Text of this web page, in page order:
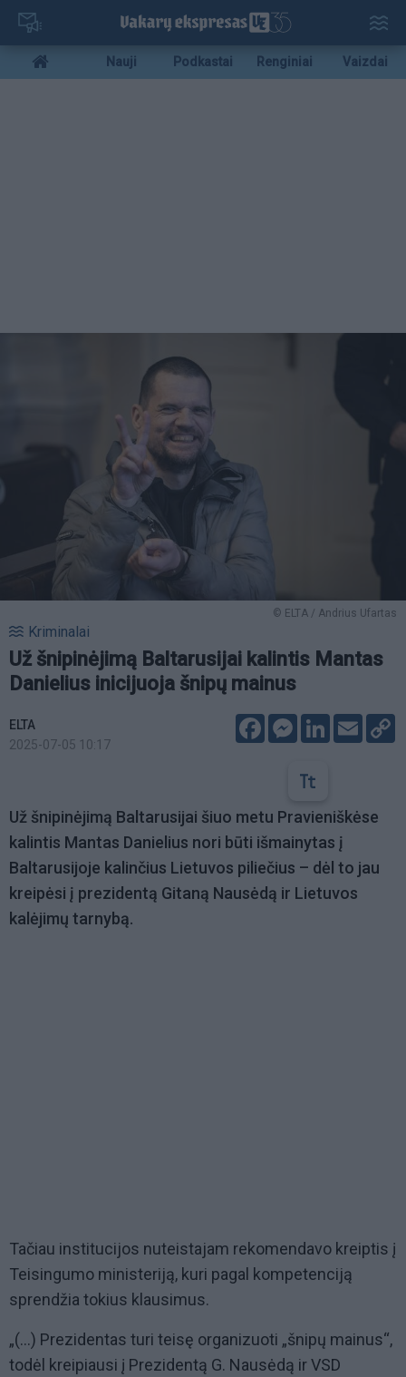
Pereiti
pagrindinį
turinį
Mobile
menu
Nauji Podkastai Renginiai Vaizdai
© ELTA / Andrius Ufartas
Kriminalai
Už šnipinėjimą Baltarusijai kalintis Mantas
Danielius inicijuoja šnipų mainus
ELTA
2025-07-05 10:17
FacebookMessenger
LinkedIn
Email
Už šnipinėjimą Baltarusijai šiuo metu Pravieniškėse
kalintis Mantas Danielius nori būti išmainytas į
Baltarusijoje kalinčius Lietuvos piliečius – dėl to jau
kreipėsi į prezidentą Gitaną Nausėdą ir Lietuvos
kalėjimų tarnybą.
Tačiau institucijos nuteistajam rekomendavo kreiptis į
Teisingumo ministeriją, kuri pagal kompetenciją
sprendžia tokius klausimus.
„(…) Prezidentas turi teisę organizuoti „šnipų mainus“,
todėl kreipiausi į Prezidentą G. Nausėdą ir VSD